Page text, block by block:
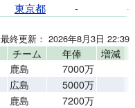
東京都 - -
最終更新： 2026年8月3日 22:39
チーム 年俸 増減
鹿島
7000万
広島
5000万
鹿島
7200万